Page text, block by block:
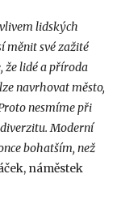
lidských
měnit své zažité
že lidé a příroda
navrhovat město,
nesmíme při
Moderní
bohatším, než
náměstek